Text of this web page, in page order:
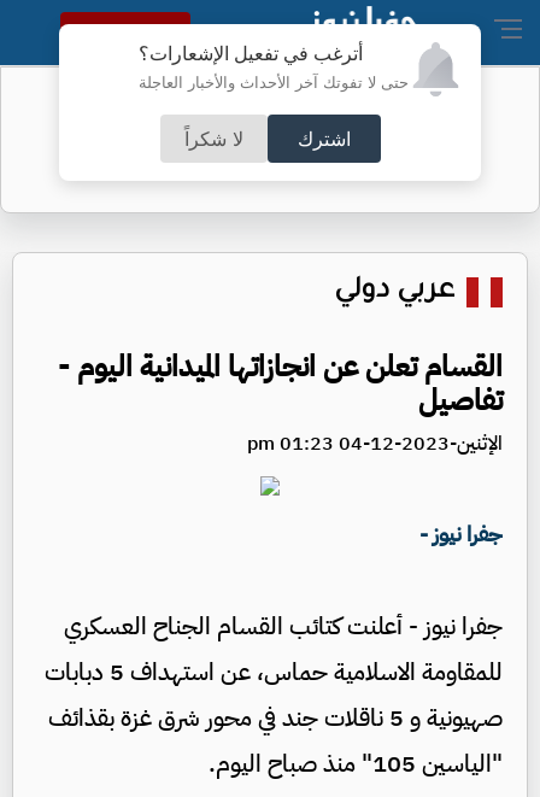
أترغب في تفعيل الإشعارات؟
حتى لا تفوتك آخر الأحداث والأخبار العاجلة
اشترك لا شكراً
النسخة الكاملة
عربي دولي
القسام تعلن عن انجازاتها الميدانية اليوم -
تفاصيل
الإثنين-2023-12-04 01:23 pm
جفرا نيوز -
جفرا نيوز - أعلنت كتائب القسام الجناح العسكري
للمقاومة الاسلامية حماس، عن استهداف 5 دبابات
صهيونية و 5 ناقلات جند في محور شرق غزة بقذائف
"الياسين 105" منذ صباح اليوم.